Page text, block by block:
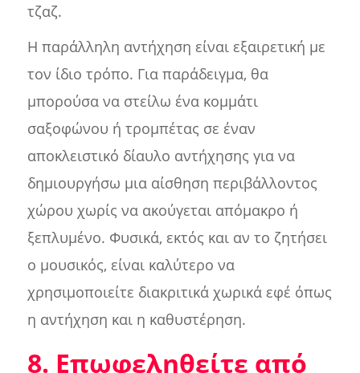
τζαζ.
Η παράλληλη αντήχηση είναι εξαιρετική με
τον ίδιο τρόπο. Για παράδειγμα, θα
μπορούσα να στείλω ένα κομμάτι
σαξοφώνου ή τρομπέτας σε έναν
αποκλειστικό δίαυλο αντήχησης για να
δημιουργήσω μια αίσθηση περιβάλλοντος
χώρου χωρίς να ακούγεται απόμακρο ή
ξεπλυμένο. Φυσικά, εκτός και αν το ζητήσει
ο μουσικός, είναι καλύτερο να
χρησιμοποιείτε διακριτικά χωρικά εφέ όπως
η αντήχηση και η καθυστέρηση.
8. Επωφεληθείτε από